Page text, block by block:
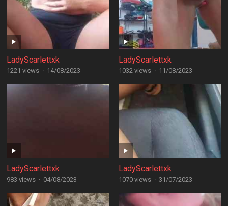
LadyScarlettxk
1221 views · 14/08/2023
LadyScarlettxk
1032 views · 11/08/2023
LadyScarlettxk
983 views · 04/08/2023
LadyScarlettxk
1070 views · 31/07/2023